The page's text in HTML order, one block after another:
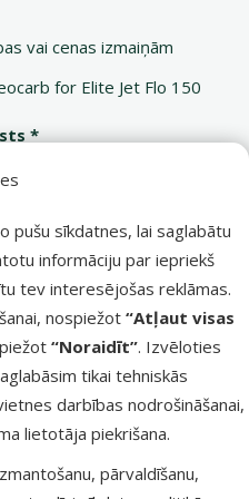
pušu sīkdatnes, lai saglabātu
informāciju par iepriekš
tev interesējošas reklāmas.
nospiežot “Atļaut visas
“Noraidīt”. Izvēloties
tikai tehniskās
darbības nodrošināšanai,
lietotāja piekrišana.
pārvaldīšanu,
vai cenas izmaiņām
for Elite Jet Flo 150
*
Zvani – 26 100 502
P–Pk 9:00 – 17:00
Apmeklē klātienē
kādu no mūsu veikaliem